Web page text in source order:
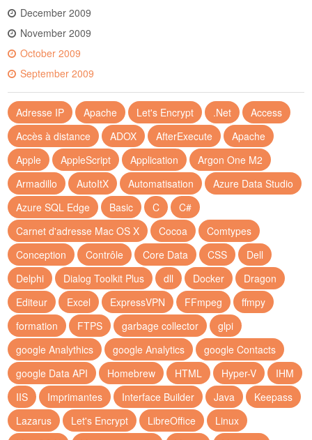
December 2009
November 2009
October 2009
September 2009
Adresse IP Apache Let's Encrypt .Net
Access
Accès à distance
ADOX AfterExecute
Apache
Apple
AppleScript Application
Argon One M2
Armadillo
AutoItX Automatisation
Azure Data Studio
Azure SQL Edge
Basic C
C#
Carnet d'adresse Mac OS X
Cocoa
Comtypes
Conception
Contrôle Core Data CSS
Dell
Delphi
Dialog Toolkit Plus dll Docker
Dragon
Editeur
Excel ExpressVPN FFmpeg
ffmpy
formation
FTPS garbage collector
glpi
google Analythics
google Analytics
google Contacts
google Data API
Homebrew HTML Hyper-V
IHM
IIS
Imprimantes Interface Builder Java
Keepass
Lazarus
Let's Encrypt LibreOffice
Linux